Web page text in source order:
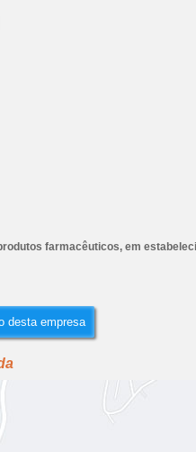
farmacêuticos, em
desta empresa